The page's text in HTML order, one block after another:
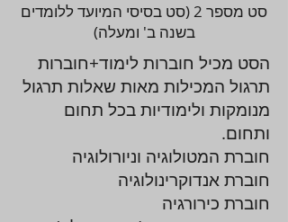
סט מספר 2 (סט בסיסי המיועד ללומדים
בשנה ב' ומעלה)
הסט מכיל חוברות לימוד+חוברות
תרגול המכילות מאות שאלות תרגול
מנומקות ולימודיות בכל תחום
ותחום.
חוברת המטולוגיה וניורולוגיה
חוברת אנדוקרינולוגיה
חוברת כירורגיה